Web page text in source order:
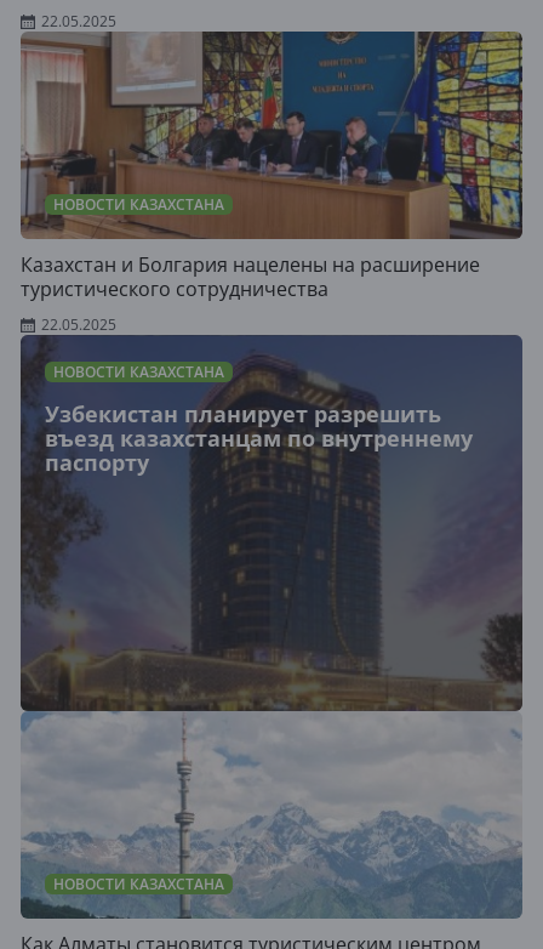
22.05.2025
НОВОСТИ КАЗАХСТАНА
Казахстан и Болгария нацелены на расширение
туристического сотрудничества
22.05.2025
НОВОСТИ КАЗАХСТАНА
Узбекистан планирует разрешить
въезд казахстанцам по внутреннему
паспорту
НОВОСТИ КАЗАХСТАНА